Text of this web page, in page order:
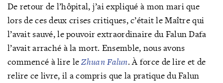
De retour de l’hôpital, j’ai expliqué à mon mari que
lors de ces deux crises critiques, c’était le Maître qui
l’avait sauvé, le pouvoir extraordinaire du Falun Dafa
l’avait arraché à la mort. Ensemble, nous avons
commencé à lire leZhuan Falun. À force de lire et de
relire ce livre, il a compris que la pratique du Falun